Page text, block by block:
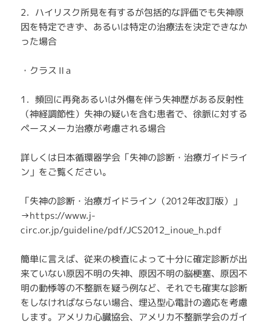
2．ハイリスク所見を有するが包括的な評価でも失神原
因を特定できず、あるいは特定の治療法を決定できなか
った場合
・クラスⅡa
1．頻回に再発あるいは外傷を伴う失神歴がある反射性
（神経調節性）失神の疑いを含む患者で、徐脈に対する
ペースメーカ治療が考慮される場合
詳しくは日本循環器学会「失神の診断・治療ガイドライ
ン」をご覧ください。
「失神の診断・治療ガイドライン（2012年改訂版）」
→https://www.j-
circ.or.jp/guideline/pdf/JCS2012_inoue_h.pdf
簡単に言えば、従来の検査によって十分に確定診断が出
来ていない原因不明の失神、原因不明の脳梗塞、原因不
明の動悸等の不整脈を疑う例など、それでも確実な診断
をしなければならない場合、埋込型心電計の適応を考慮
します。アメリカ心臓協会、アメリカ不整脈学会のガイ